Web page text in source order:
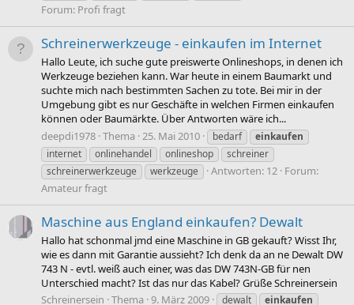
Forum: Profi fragt
Schreinerwerkzeuge - einkaufen im Internet
Hallo Leute, ich suche gute preiswerte Onlineshops, in denen ich
Werkzeuge beziehen kann. War heute in einem Baumarkt und
suchte mich nach bestimmten Sachen zu tote. Bei mir in der
Umgebung gibt es nur Geschäfte in welchen Firmen einkaufen
können oder Baumärkte. Über Antworten wäre ich...
deepdi1978 Thema 25. Mai 2010 bedarf
einkaufen
internet
onlinehandel onlineshop
schreiner
schreinerwerkzeuge
werkzeuge Antworten: 12 Forum:
Amateur fragt
Maschine aus England einkaufen? Dewalt
Hallo hat schonmal jmd eine Maschine in GB gekauft? Wisst Ihr,
wie es dann mit Garantie aussieht? Ich denk da an ne Dewalt DW
743 N - evtl. weiß auch einer, was das DW 743N-GB für nen
Unterschied macht? Ist das nur das Kabel? Grüße Schreinersein
Schreinersein Thema 9. März 2009 dewalt einkaufen